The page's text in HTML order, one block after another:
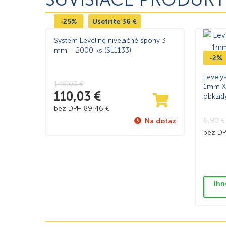
-25% Ušetríte 36 €
System Leveling nivelačné spony 3
mm – 2000 ks (SL1133)
146,03€
110,03 €
bez DPH 89,46 €
Na dotaz
-2%
1mm
6,90€
bez